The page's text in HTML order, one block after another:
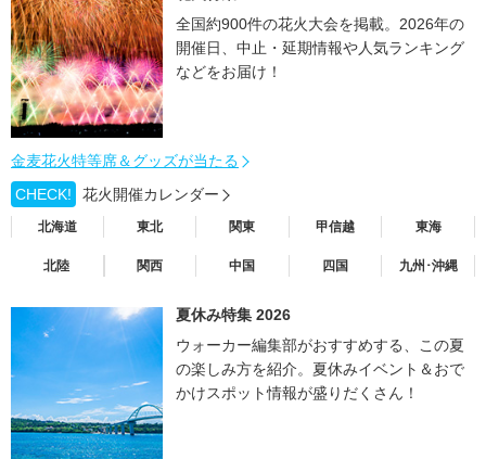
全国約900件の花火大会を掲載。2026年の
開催日、中止・延期情報や人気ランキング
などをお届け！
金麦花火特等席＆グッズが当たる
CHECK!
花火開催カレンダー
北海道 東北 関東 甲信越 東海
北陸 関西 中国 四国 九州･沖縄
夏休み特集 2026
ウォーカー編集部がおすすめする、この夏
の楽しみ方を紹介。夏休みイベント＆おで
かけスポット情報が盛りだくさん！